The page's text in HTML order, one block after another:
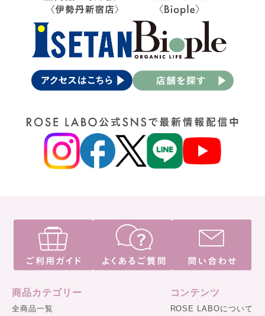
商品カテゴリー
全商品一覧
コンテンツ
ROSE LABOについて